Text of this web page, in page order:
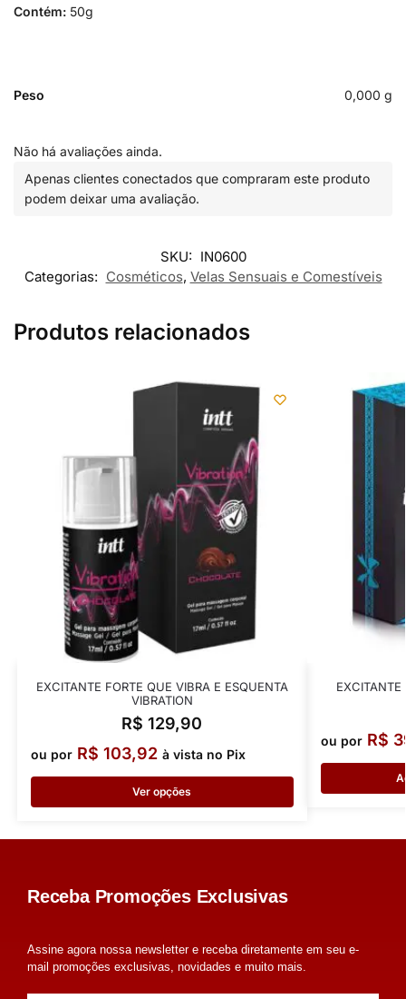
Contém: 50g
Peso 0,000 g
Não há avaliações ainda.
Apenas clientes conectados que compraram este produto
podem deixar uma avaliação.
SKU: IN0600
Categorias: Cosméticos, Velas Sensuais e Comestíveis
Produtos relacionados
EXCITANTE FORTE QUE VIBRA E ESQUENTA
VIBRATION
R$ 129,90
ou por R$ 103,92 à vista no Pix
Ver opções
ou por R$
Receba Promoções Exclusivas
Assine agora nossa newsletter e receba diretamente em seu e-
mail promoções exclusivas, novidades e muito mais.